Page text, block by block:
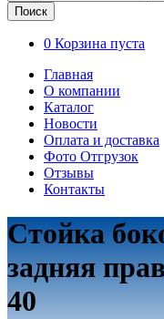
Поиск
0 Корзина пуста
Главная
О компании
Каталог
Новости
Оплата и доставка
Фото Отгрузок
Отзывы
Контакты
Стойка
задняя
40